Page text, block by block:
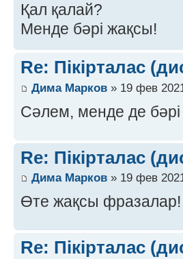
Қал қалай?
Менде бәрі жақсы!
Re: Пікірталас
Дима Марков » 19 фев
Сәлем, менде де
Re: Пікірталас
Дима Марков » 19 фев
Өте жақсы
Re: Пікірталас